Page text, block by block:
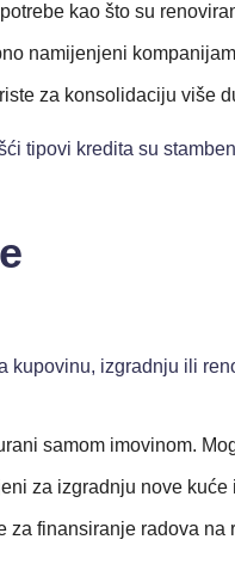
kao što su
namijenjeni
za konsolidaciju više
tipovi kredita su
kupovinu, izgradnju ili
samom imovinom.
za izgradnju nove
za finansiranje radova